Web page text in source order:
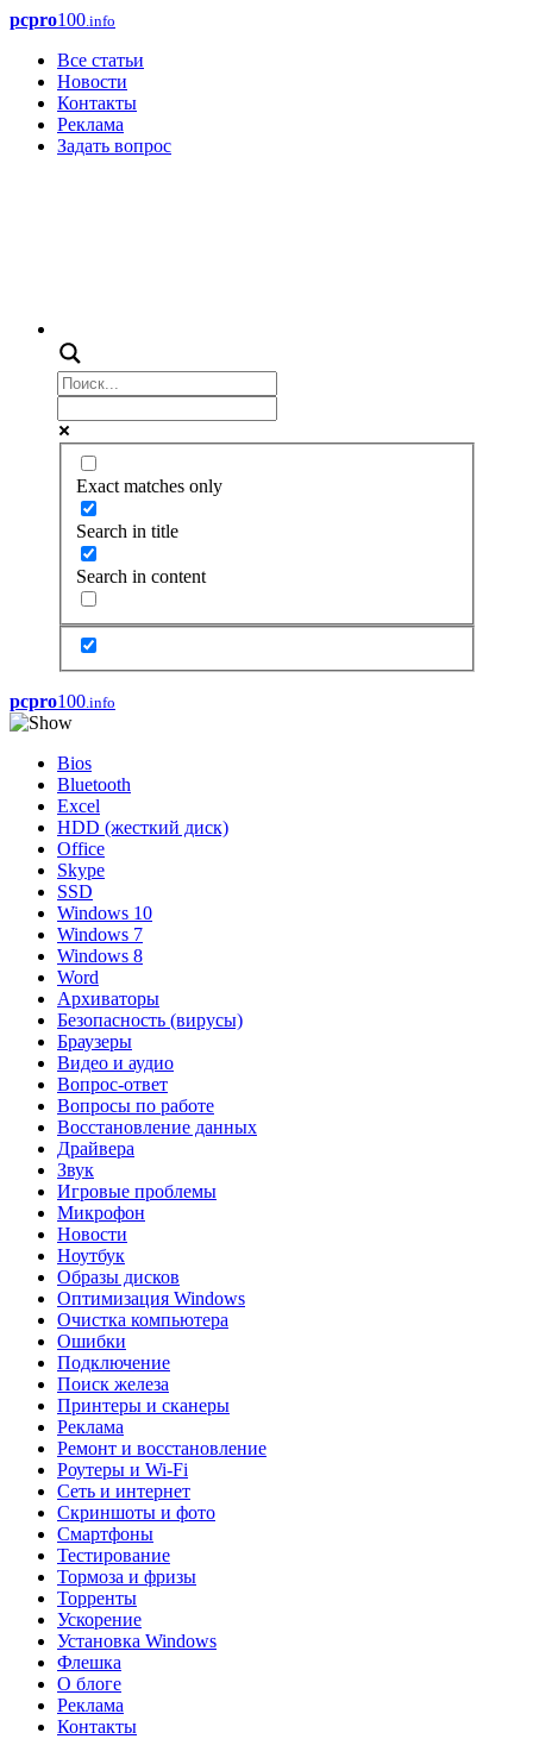
pcpro100.info
Все статьи
Новости
Контакты
Реклама
Задать вопрос
Exact matches only
Search in title
Search in content
pcpro100.info
Bios
Bluetooth
Excel
HDD (жесткий диск)
Office
Skype
SSD
Windows 10
Windows 7
Windows 8
Word
Архиваторы
Безопасность (вирусы)
Браузеры
Видео и аудио
Вопрос-ответ
Вопросы по работе
Восстановление данных
Драйвера
Звук
Игровые проблемы
Микрофон
Новости
Ноутбук
Образы дисков
Оптимизация Windows
Очистка компьютера
Ошибки
Подключение
Поиск железа
Принтеры и сканеры
Реклама
Ремонт и восстановление
Роутеры и Wi-Fi
Сеть и интернет
Скриншоты и фото
Смартфоны
Тестирование
Тормоза и фризы
Торренты
Ускорение
Установка Windows
Флешка
О блоге
Реклама
Контакты